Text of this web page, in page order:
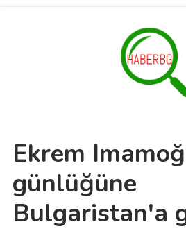
Ekrem
günlüğüne
Bulgaristan'a